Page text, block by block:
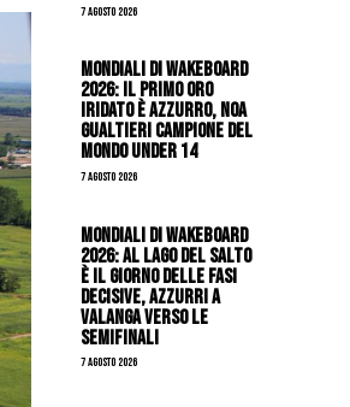
7 Agosto 2026
Mondiali di Wakeboard
2026: il primo oro
iridato è azzurro, Noa
Gualtieri campione del
mondo Under 14
7 Agosto 2026
Mondiali di Wakeboard
2026: al Lago del Salto
è il giorno delle fasi
decisive, azzurri a
valanga verso le
semifinali
7 Agosto 2026